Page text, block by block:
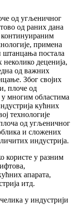
од угљеничног
од раних дана
континуираним
примена
штанцања постала
деценија,
од важних
Због својих
плоче од
многим областима
кућних
технологије
од угљеничног
и сложених
индустрија.
користе у разним
апарата,
итд.
у индустрији